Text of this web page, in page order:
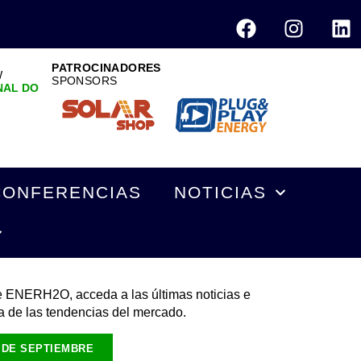
DO
PATROCINADORES
SPONSORS
NOTICIAS
ENERH2O, acceda a las últimas noticias e
de las tendencias del mercado.
SEPTIEMBRE